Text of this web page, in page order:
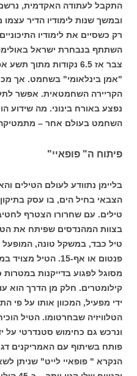
התקבל לעתודה האקדמית, נרשם
ובמשך שנות לימודיו הדיר
רק כשסיים את לימודיו
השתתף בנבחרת ישראל
"אמן בינלאומי" בשחמט. אך
הקריירה השחמטאית. אפשר
נפצע באורח בינוני. מה שידוע
השחמט בעולם אחר –
פיתוח ה" פופאיי"
בליימן נתוודע לעולם הטילים
הצבאי בחיל הים, בו עסק
טילים. עם שחרורו הצטרף
בצוות המהנדסים שפיתח את
טיל כבד, במשקל טונה,
פנטום או אף-15.
מסוגל לפגוע בדייקנות
קילומטרים. חלק מן הדרך הוא
ידי מפעיל, המכוון אותו על פי
הטלוויזיה שבחרטומו. הטיל
ונרכש גם כחימוש סטנדרטי על
פותח בשיתוף עם האמריקנים
הנקרא " פופאיי לייט" שניתן